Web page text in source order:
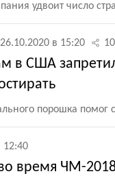
удвоит число
26.10.2020 в 15:20 10
в США
порошка
12:40
время ЧМ-